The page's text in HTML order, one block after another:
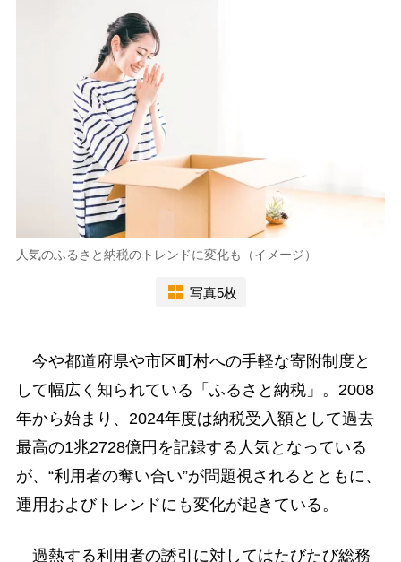
人気のふるさと納税のトレンドに変化も（イメージ）
写真5枚
今や都道府県や市区町村への手軽な寄附制度と
して幅広く知られている「ふるさと納税」。2008
年から始まり、2024年度は納税受入額として過去
最高の1兆2728億円を記録する人気となっている
が、“利用者の奪い合い”が問題視されるとともに、
運用およびトレンドにも変化が起きている。
過熱する利用者の誘引に対してはたびたび総務